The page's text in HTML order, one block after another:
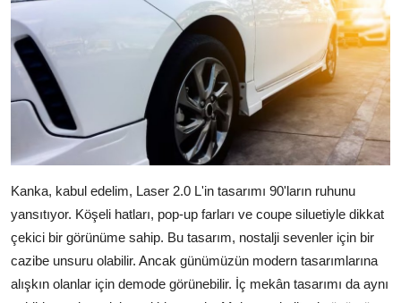
Kanka, kabul edelim, Laser 2.0 L'in tasarımı 90'ların ruhunu
yansıtıyor. Köşeli hatları, pop-up farları ve coupe siluetiyle dikkat
çekici bir görünüme sahip. Bu tasarım, nostalji sevenler için bir
cazibe unsuru olabilir. Ancak günümüzün modern tasarımlarına
alışkın olanlar için demode görünebilir. İç mekân tasarımı da aynı